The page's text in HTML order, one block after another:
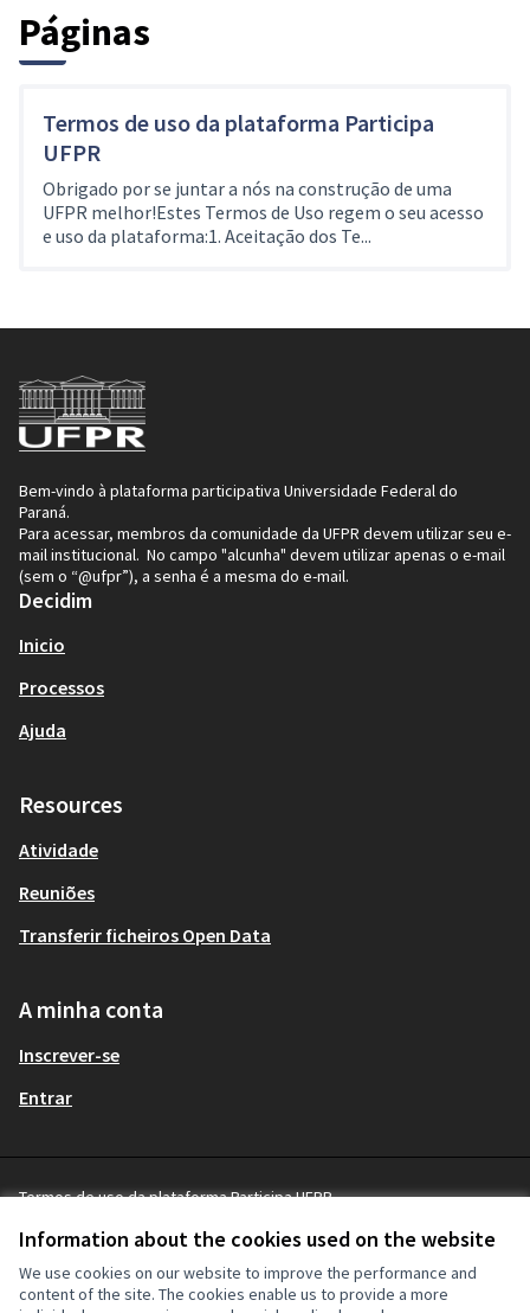
Information about the cookies used on the website
We use cookies on our website to improve the performance and
content of the site. The cookies enable us to provide a more
Páginas
Termos de uso da plataforma Participa
UFPR
Obrigado por se juntar a nós na construção de uma
UFPR melhor!Estes Termos de Uso regem o seu acesso
e uso da plataforma:1. Aceitação dos Te...
Bem-vindo à plataforma participativa Universidade Federal do
Paraná.
Para acessar, membros da comunidade da UFPR devem utilizar seu e-
mail institucional. No campo "alcunha" devem utilizar apenas o e-mail
(sem o “@ufpr”), a senha é a mesma do e-mail.
Decidim
Inicio
Processos
Ajuda
Resources
Atividade
Reuniões
Transferir ficheiros Open Data
A minha conta
Inscrever-se
Entrar
Termos de uso da plataforma Participa UFPR
Cookie settings